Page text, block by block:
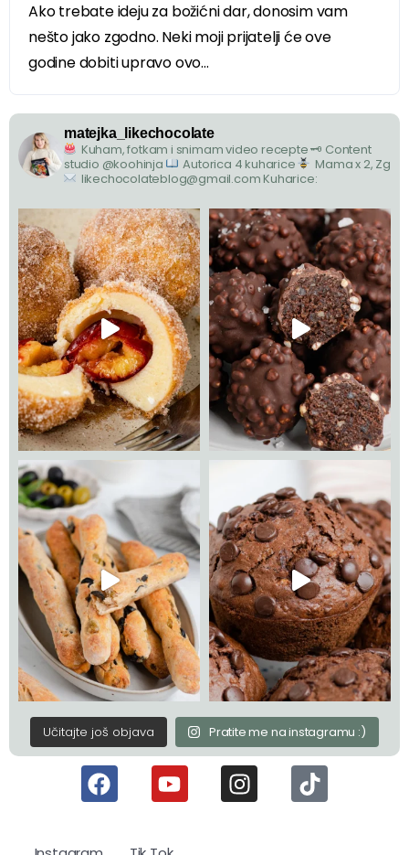
Ako trebate ideju za božićni dar, donosim vam
nešto jako zgodno. Neki moji prijatelji će ove
godine dobiti upravo ovo...
matejka_likechocolate
Kuham, fotkam i snimam video recepte🗝 Content
studio @koohinja
Autorica 4 kuharice
Mama x 2, Zg
likechocolateblog@gmail.com Kuharice:
Učitajte još objava Pratite me na instagramu :)